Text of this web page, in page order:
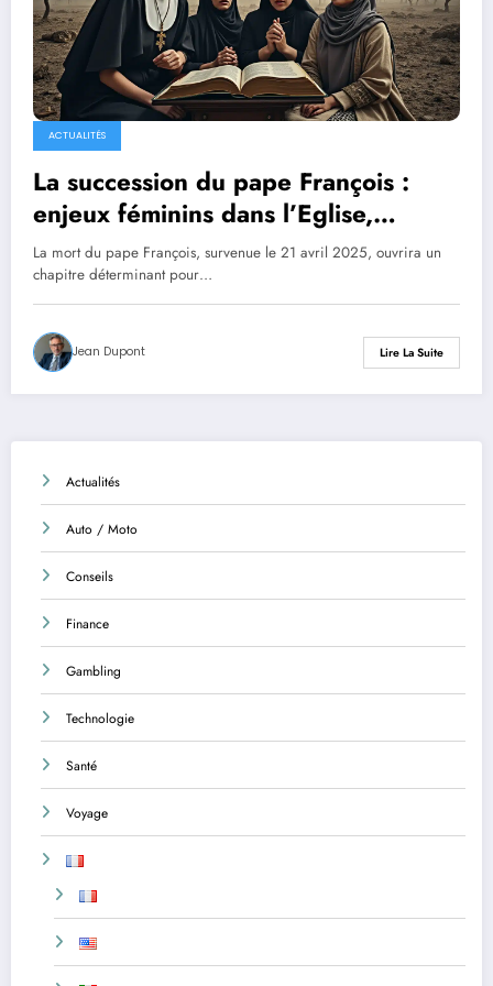
ACTUALITÉS
La succession du pape François :
enjeux féminins dans l’Eglise,
conflits en Ukraine et à Gaza, quels
défis pour le futur souverain pontife
?
La mort du pape François, survenue le 21 avril 2025, ouvrira un
chapitre déterminant pour…
Jean Dupont Lire La Suite
Actualités
Auto / Moto
Conseils
Finance
Gambling
Technologie
Santé
Voyage